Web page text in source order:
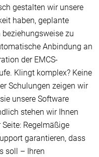
gestalten wir unsere
haben, geplante
zu
Anbindung an
der EMCS-
Klingt komplex? Keine
Schulungen zeigen wir
unsere Software
stehen wir Ihnen
Regelmäßige
garantieren, dass
soll – Ihren